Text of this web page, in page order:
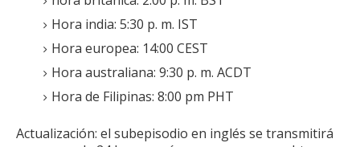
Hora india: 5:30 p. m. IST
Hora europea: 14:00 CEST
Hora australiana: 9:30 p. m. ACDT
Hora de Filipinas: 8:00 pm PHT
Actualización: el subepisodio en inglés se transmitirá